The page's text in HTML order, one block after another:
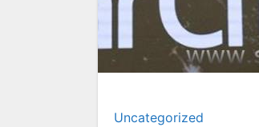
Uncategorized